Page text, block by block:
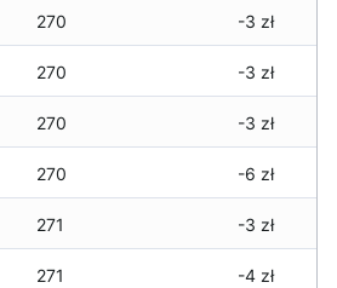
270 -3 zł
270 -3 zł
270 -3 zł
270 -6 zł
271 -3 zł
271 -4 zł